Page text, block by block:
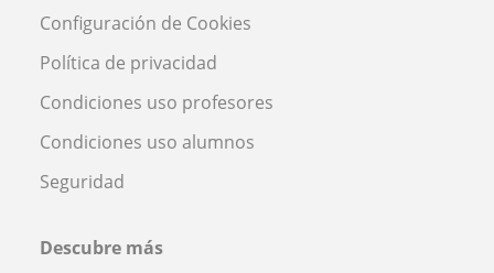
Configuración de Cookies
Política de privacidad
Condiciones uso profesores
Condiciones uso alumnos
Seguridad
Descubre más